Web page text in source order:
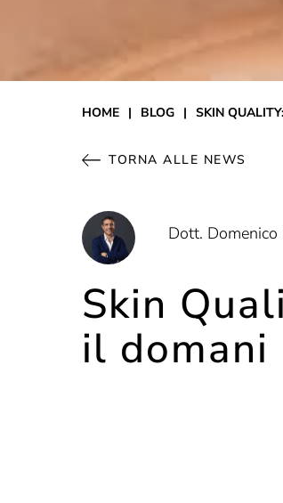
HOME | BLOG | SKIN
TORNA ALLE NEWS
Dott. Domenico
Skin
il domani